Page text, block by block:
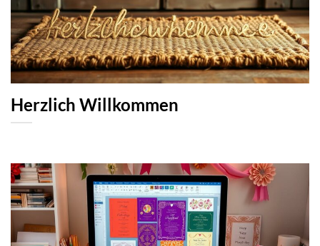
Herzlich Willkommen